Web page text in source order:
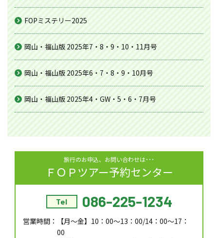
FOPミステリー2025
岡山・福山版 2025年7・8・9・10・11月号
岡山・福山版 2025年6・7・8・9・10月号
岡山・福山版 2025年4・GW・5・6・7月号
旅行のお申込、お問い合わせは･･･
ＦＯＰツアー予約センター
Tel 086-225-1234
営業時間：
【月～金】10：00～13：00/14：00～17：
00